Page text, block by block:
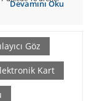
Devamını Oku
(Arçelik, Beko,
yer
yedek
Göz
Kart